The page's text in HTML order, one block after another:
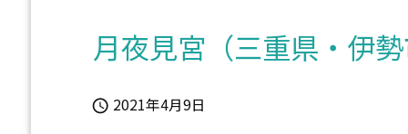
月夜見宮（三重県・伊
 2021年4月9日